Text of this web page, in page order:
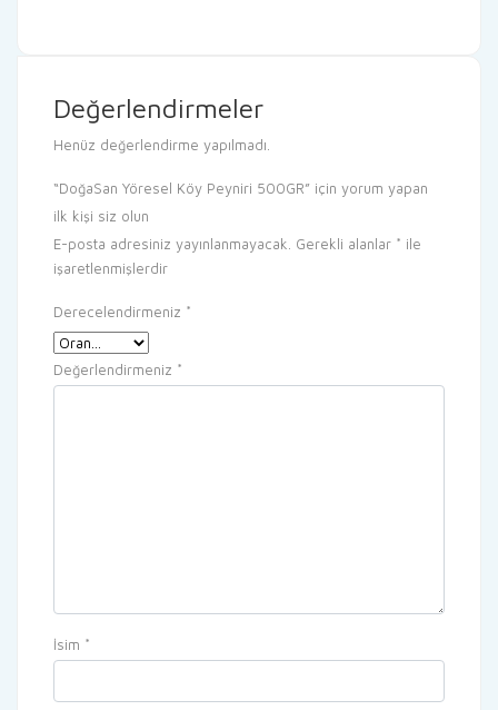
Değerlendirmeler
Henüz değerlendirme yapılmadı.
“DoğaSan Yöresel Köy Peyniri 500GR” için yorum yapan
ilk kişi siz olun
E-posta adresiniz yayınlanmayacak. Gerekli alanlar * ile
işaretlenmişlerdir
Derecelendirmeniz *
Değerlendirmeniz *
İsim *